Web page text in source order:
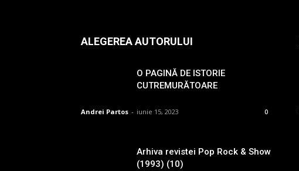
ALEGEREA AUTORULUI
O PAGINĂ DE ISTORIE
CUTREMURĂTOARE
Andrei Partos - iunie 15, 2023 0
Arhiva revistei Pop Rock & Show
(1993) (10)